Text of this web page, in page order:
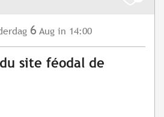
6 Aug in 14:00
site féodal de